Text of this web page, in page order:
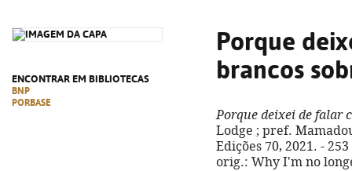
ENCONTRAR EM BIBLIOTECAS
BNP
PORBASE
Porque
brancos
Porque deixei de falar
Lodge ; pref.
Edições 70, 2021. -
orig.: Why I'm no